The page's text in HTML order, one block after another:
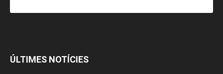
ÚLTIMES NOTÍCIES